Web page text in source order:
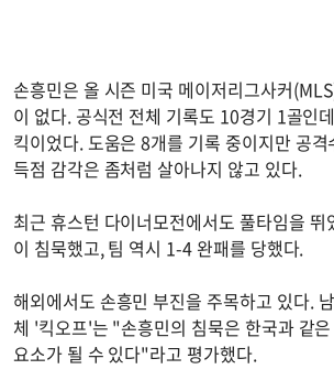
손흥민은 올 시즌 미국 메이저리그사커
이 없다. 공식전 전체 기록도 10경기 1골인
킥이었다. 도움은 8개를 기록 중이지만 공
득점 감각은 좀처럼 살아나지 않고 있다.
최근 휴스턴 다이너모전에서도 풀타임을 뛰
이 침묵했고, 팀 역시 1-4 완패를 당했다.
해외에서도 손흥민 부진을 주목하고 있다.
체 '킥오프'는 "손흥민의 침묵은 한국과 같
요소가 될 수 있다"라고 평가했다.